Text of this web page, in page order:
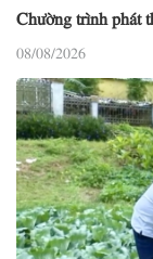
Chường trình phát
08/08/2026